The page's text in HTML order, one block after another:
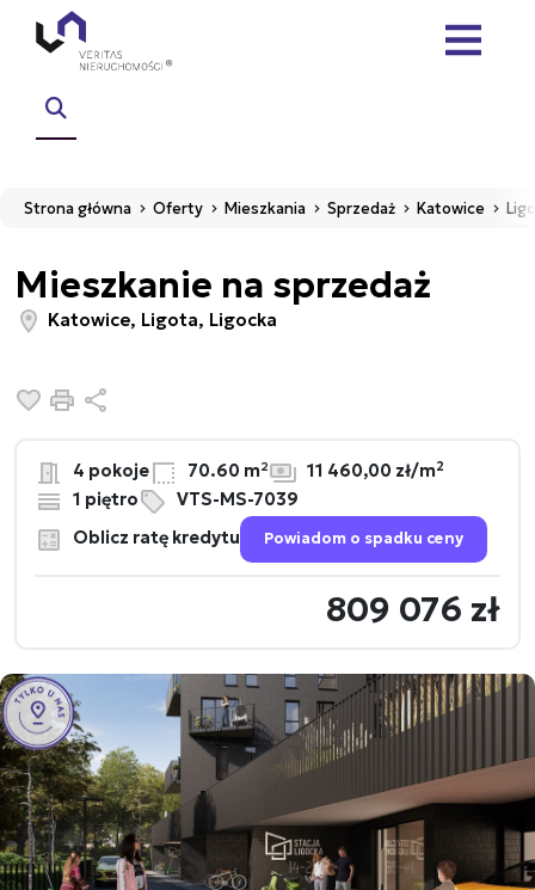
Strona główna Oferty Mieszkania Sprzedaż Katowice
Mieszkanie na sprzedaż
Katowice, Ligota, Ligocka
Dodaj do ulubionych
Drukuj
4 pokoje 70.60 m² 11 460,00 zł/m2
1 piętro
VTS-MS-7039
Oblicz ratę kredytu
Powiadom o spadku ceny
809 076 zł